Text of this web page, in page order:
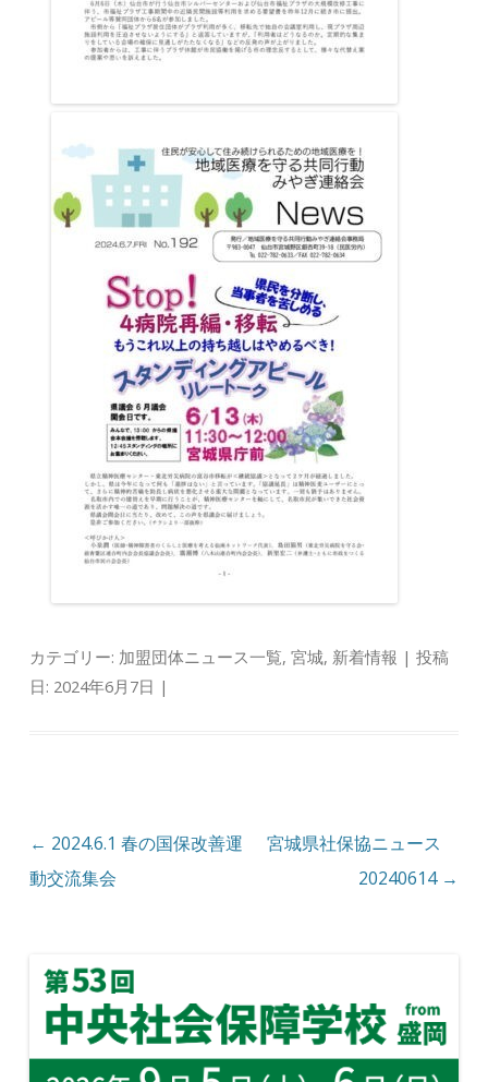
カテゴリー: 加盟団体ニュース一覧,宮城, 新着情報 | 投稿
日: 2024年6月7日 |
投稿ナビゲーション
← 2024.6.1 春の国保改善運
動交流集会
宮城県社保協ニュース
20240614 →